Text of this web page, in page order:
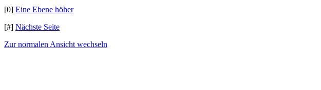
[0] Eine Ebene höher
[#] Nächste Seite
Zur normalen Ansicht wechseln